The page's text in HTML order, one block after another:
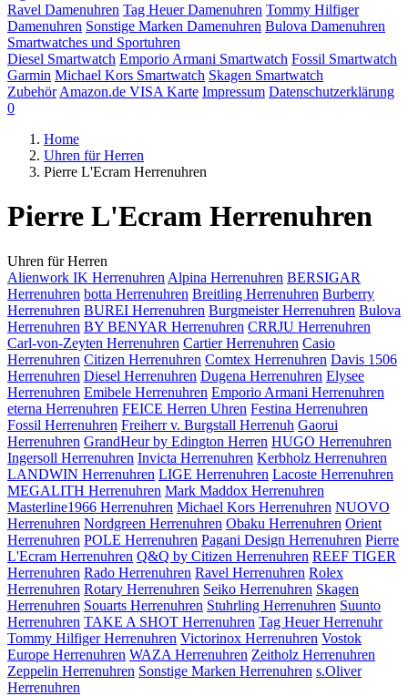
Ravel Damenuhren Tag Heuer Damenuhren Tommy Hilfiger
Damenuhren Sonstige Marken Damenuhren Bulova Damenuhren
Smartwatches und Sportuhren
Diesel Smartwatch Emporio Armani Smartwatch Fossil Smartwatch
Garmin Michael Kors Smartwatch Skagen Smartwatch
Zubehör Amazon.de VISA Karte Impressum Datenschutzerklärung
0
Home
Uhren für Herren
Pierre L'Ecram Herrenuhren
Pierre L'Ecram Herrenuhren
Uhren für Herren
Alienwork IK Herrenuhren Alpina Herrenuhren BERSIGAR
Herrenuhren botta Herrenuhren Breitling Herrenuhren Burberry
Herrenuhren BUREI Herrenuhren Burgmeister Herrenuhren Bulova
Herrenuhren BY BENYAR Herrenuhren CRRJU Herrenuhren
Carl-von-Zeyten Herrenuhren Cartier Herrenuhren Casio
Herrenuhren Citizen Herrenuhren Comtex Herrenuhren Davis 1506
Herrenuhren Diesel Herrenuhren Dugena Herrenuhren Elysee
Herrenuhren Emibele Herrenuhren Emporio Armani Herrenuhren
eterna Herrenuhren FEICE Herren Uhren Festina Herrenuhren
Fossil Herrenuhren Freiherr v. Burgstall Herrenuh Gaorui
Herrenuhren GrandHeur by Edington Herren HUGO Herrenuhren
Ingersoll Herrenuhren Invicta Herrenuhren Kerbholz Herrenuhren
LANDWIN Herrenuhren LIGE Herrenuhren Lacoste Herrenuhren
MEGALITH Herrenuhren Mark Maddox Herrenuhren
Masterline1966 Herrenuhren Michael Kors Herrenuhren NUOVO
Herrenuhren Nordgreen Herrenuhren Obaku Herrenuhren Orient
Herrenuhren POLE Herrenuhren Pagani Design Herrenuhren Pierre
L'Ecram Herrenuhren Q&Q by Citizen Herrenuhren REEF TIGER
Herrenuhren Rado Herrenuhren Ravel Herrenuhren Rolex
Herrenuhren Rotary Herrenuhren Seiko Herrenuhren Skagen
Herrenuhren Souarts Herrenuhren Stuhrling Herrenuhren Suunto
Herrenuhren TAKE A SHOT Herrenuhren Tag Heuer Herrenuhr
Tommy Hilfiger Herrenuhren Victorinox Herrenuhren Vostok
Europe Herrenuhren WAZA Herrenuhren Zeitholz Herrenuhren
Zeppelin Herrenuhren Sonstige Marken Herrenuhren s.Oliver
Herrenuhren